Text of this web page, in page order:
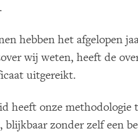
hebben het afgelopen
wij weten, heeft de
uitgereikt.
heeft onze methodologie
zonder zelf een